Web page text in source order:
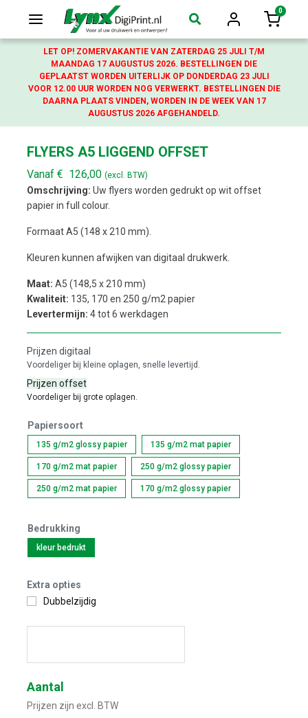
Login
0
LET OP! ZOMERVAKANTIE VAN ZATERDAG 25 JULI T/M
MAANDAG 17 AUGUSTUS 2026. BESTELLINGEN DIE
GEPLAATST WORDEN UITERLIJK OP DONDERDAG 23 JULI
VOOR 12.00 UUR WORDEN NOG VERWERKT. BESTELLINGEN DIE
DAARNA PLAATS VINDEN, WORDEN IN DE WEEK VAN 17
AUGUSTUS 2026 AFGEHANDELD.
FLYERS A5 LIGGEND OFFSET
Vanaf € 126,00 (excl. BTW)
Omschrijving: Uw flyers worden gedrukt op wit offset
papier in full colour.
Formaat A5 (148 x 210 mm).
Kleuren kunnen afwijken van digitaal drukwerk.
Maat: A5 (148,5 x 210 mm)
Kwaliteit: 135, 170 en 250 g/m2 papier
Levertermijn: 4 tot 6 werkdagen
Prijzen digitaal
Voordeliger bij kleine oplagen, snelle levertijd.
Prijzen offset
Voordeliger bij grote oplagen.
Papiersoort
135 g/m2 glossy papier 135 g/m2 mat papier
170 g/m2 mat papier 250 g/m2 glossy papier
250 g/m2 mat papier 170 g/m2 glossy papier
Bedrukking
kleur bedrukt
Extra opties
Dubbelzijdig
Aantal
Prijzen zijn excl. BTW